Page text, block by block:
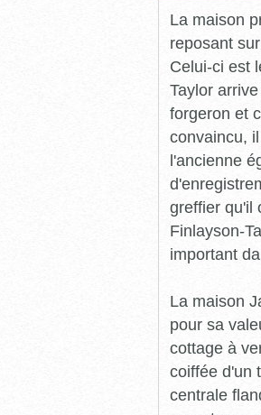
La maison
reposant
Celui-ci est
Taylor
forgeron et
convaincu,
l'ancienne
greffier qu'il
Finlayson-
important
La maison
pour sa
cottage à
coiffée d'un
centrale